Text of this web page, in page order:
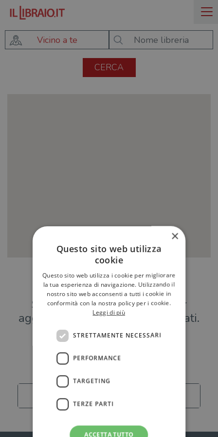
Vicino a te
Hai una libreria?
Scrivici a
per
aggiungere o modificare i tuoi dati.
Librerie
×
Questo sito web utilizza
cookie
Questo sito web utilizza i cookie per migliorare
la tua esperienza di navigazione. Utilizzando il
nostro sito web acconsenti a tutti i cookie in
conformità con la nostra policy per i cookie.
Leggi di più
STRETTAMENTE NECESSARI
PERFORMANCE
TARGETING
TERZE PARTI
ACCETTA TUTTO